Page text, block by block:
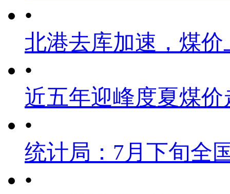
•
北港去库加速，煤
•
近五年迎峰度夏煤价
•
统计局：7月下旬全
•